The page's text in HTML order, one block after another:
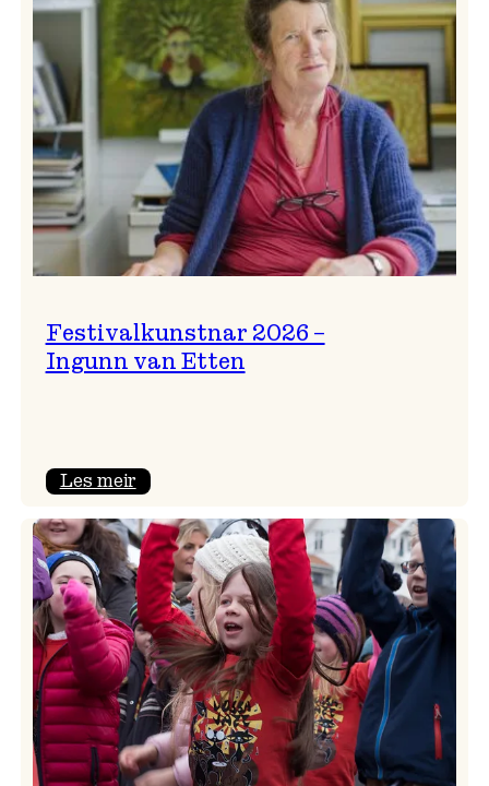
Festivalkunstnar 2026 –
Ingunn van Etten
Les meir:
2026
–
Ingunn van Etten